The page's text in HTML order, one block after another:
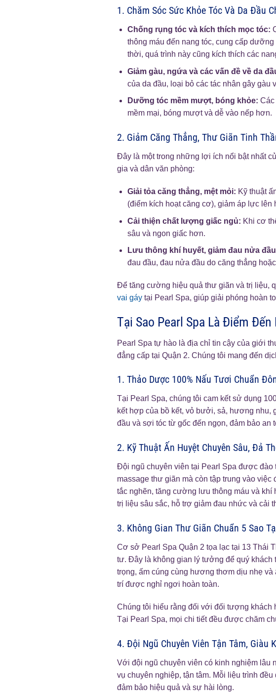
1. Chăm Sóc Sức Khỏe Tóc Và Da Đầu
Chống rụng tóc và kích thích mọc tóc:
thông máu đến nang tóc, cung cấp
thời, quá trình này cũng kích thích các
Giảm gàu, ngứa và các vấn đề về da
của da đầu, loại bỏ các tác nhân gây gàu
Dưỡng tóc mềm mượt, bóng khỏe: Các
mềm mại, bóng mượt và dễ vào nếp hơn.
2. Giảm Căng Thẳng, Thư Giãn Tinh
Đây là một trong những lợi ích nổi bật nhất
gia và dân văn phòng:
Giải tỏa căng thẳng, mệt mỏi: Kỹ thuật
(điểm kích hoạt căng cơ), giảm áp lực
Cải thiện chất lượng giấc ngủ: Khi cơ
sâu và ngon giấc hơn.
Lưu thông khí huyết, giảm đau nửa
đau đầu, đau nửa đầu do căng thẳng
Để tăng cường hiệu quả thư giãn và trị liệu,
vai gáy tại Pearl Spa, giúp giải phóng hoàn
Tại Sao Pearl Spa Là Điểm
Pearl Spa tự hào là địa chỉ tin cậy của giới
đẳng cấp tại Quận 2. Chúng tôi mang đến
1. Thảo Dược 100% Nấu Tươi Chuẩn
Tại Pearl Spa, chúng tôi cam kết sử dụng
kết hợp của bồ kết, vỏ bưởi, sả, hương nhu,
đầu và sợi tóc từ gốc đến ngọn, đảm bảo an
2. Kỹ Thuật Ấn Huyệt Chuyên Sâu, Đả
Đội ngũ chuyên viên tại Pearl Spa được đào
massage thư giãn mà còn tập trung vào việc
tắc nghẽn, tăng cường lưu thông máu và khí
trị liệu sâu sắc, hỗ trợ giảm đau nhức và cải
3. Không Gian Thư Giãn Chuẩn 5 Sao
Cơ sở Pearl Spa Quận 2 tọa lạc tại 13 Thái
tư. Đây là không gian lý tưởng để quý khách
trọng, ấm cúng cùng hương thơm dịu nhẹ
trí được nghỉ ngơi hoàn toàn.
Chúng tôi hiểu rằng đối với đối tượng khách
Tại Pearl Spa, mọi chi tiết đều được chăm
4. Đội Ngũ Chuyên Viên Tận Tâm, Giàu
Với đội ngũ chuyên viên có kinh nghiệm lâu
vụ chuyên nghiệp, tận tâm. Mỗi liệu trình
đảm bảo hiệu quả và sự hài lòng.